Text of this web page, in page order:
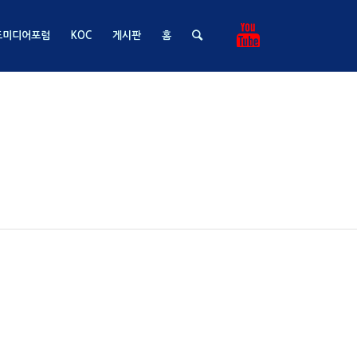
미디어포럼 KOC 게시판 홈